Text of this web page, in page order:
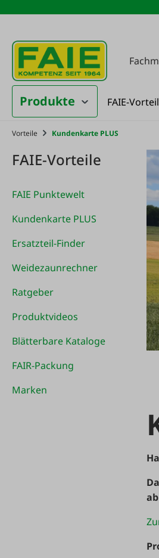
Hauptinhalt springen
Zur Suche springen
Zur Hauptnavigation springen
Produkte FAIE-
Vorteile Kundenkarte PLUS
FAIE-Vorteile
FAIE Punktewelt
Kundenkarte PLUS
Ersatzteil-Finder
Weidezaunrechner
Ratgeber
Produktvideos
Blätterbare Kataloge
FAIR-Packung
Marken